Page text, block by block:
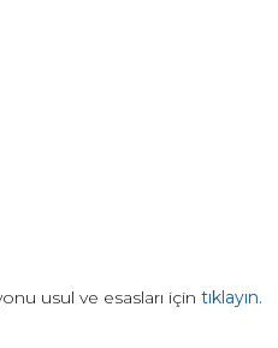
usul ve esasları için tıklayın.